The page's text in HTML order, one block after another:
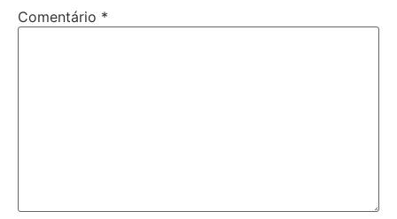
Comentário *